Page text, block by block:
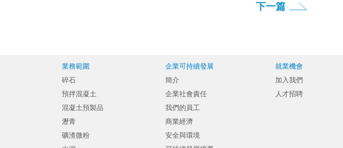
下一篇
業務範圍
碎石
預拌混凝土
混凝土預製品
瀝青
礦渣微粉
企業可持續發展
簡介
企業社會責任
我們的員工
商業經濟
安全與環境
就業機會
加入我們
人才招聘